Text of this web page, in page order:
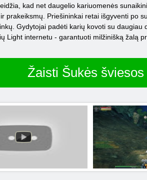
kad net daugelio kariuomenės
prakeiksmų. Priešininkai retai išgyventi po
Gydytojai padėti karių kovoti su
Light internetu - garantuoti milžinišką žalą
Žaisti Šukės